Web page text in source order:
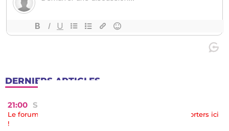
DERNIERS ARTICLES
21:00 SUPPORTERS
Le forum de nuit : discutez toute la soirée entre supporters ici
!